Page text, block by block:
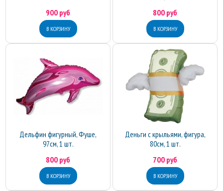
900 руб
800 руб
Дельфин фигурный, Фуше,
97см, 1 шт.
800 руб
Деньги с крыльями, фигура,
80см, 1 шт.
700 руб